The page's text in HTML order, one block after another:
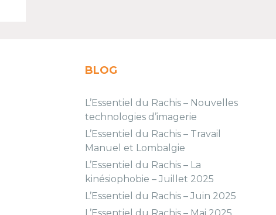
BLOG
L’Essentiel du Rachis – Nouvelles
technologies d’imagerie
L’Essentiel du Rachis – Travail
Manuel et Lombalgie
L’Essentiel du Rachis – La
kinésiophobie – Juillet 2025
L’Essentiel du Rachis – Juin 2025
L’Essentiel du Rachis – Mai 2025